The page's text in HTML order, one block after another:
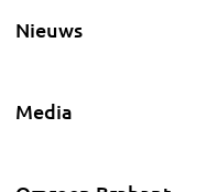
Nieuws
Media